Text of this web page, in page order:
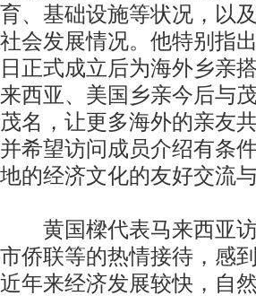
育、基础设施等状况，以
社会发展情况。他特别指
日正式成立后为海外乡亲
来西亚、美国乡亲今后与
茂名，让更多海外的亲友
并希望访问成员介绍有条
地的经济文化的友好交流与
黄国樑代表马来西亚访
市侨联等的热情接待，感
近年来经济发展较快，自